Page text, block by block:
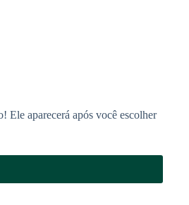
Ele aparecerá após você escolher